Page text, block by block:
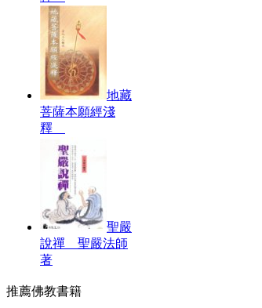
地藏
菩薩本願經淺
釋
聖嚴
說禪 聖嚴法師
著
推薦佛教書籍